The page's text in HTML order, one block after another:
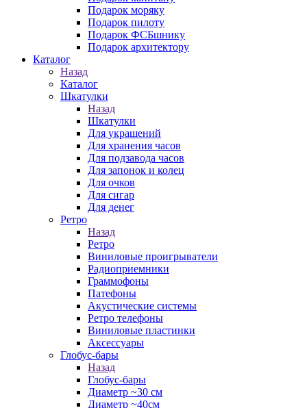
Подарок моряку
Подарок пилоту
Подарок ФСБшнику
Подарок архитектору
Каталог
Назад
Каталог
Шкатулки
Назад
Шкатулки
Для украшений
Для хранения часов
Для подзавода часов
Для запонок и колец
Для очков
Для сигар
Для денег
Ретро
Назад
Ретро
Виниловые проигрыватели
Радиоприемники
Граммофоны
Патефоны
Акустические системы
Ретро телефоны
Виниловые пластинки
Аксессуары
Глобус-бары
Назад
Глобус-бары
Диаметр ~30 см
Диаметр ~40см